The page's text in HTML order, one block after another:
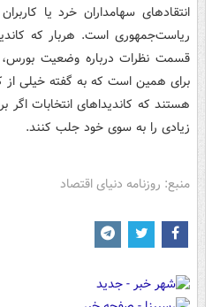
انتقادهای سهامداران خرد یا
ریاست‌جمهوری است. هربار که
قسمت نظرات درباره وضعیت بورس،
برای همین است که به گفته خیلی از
هستند که کاندیداهای انتخابات اگر
زیادی را به سوی خود جلب کنند.
منبع: روزنامه دنیای اقتصاد